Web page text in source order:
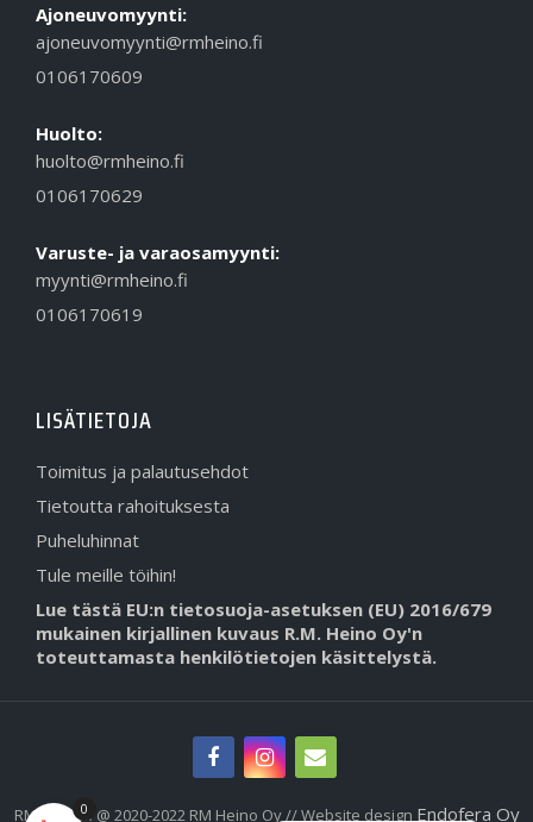
Ajoneuvomyynti:
ajoneuvomyynti@rmheino.fi
0106170609
Huolto:
huolto@rmheino.fi
0106170629
Varuste- ja varaosamyynti:
myynti@rmheino.fi
0106170619
LISÄTIETOJA
Toimitus ja palautusehdot
Tietoutta rahoituksesta
Puheluhinnat
Tule meille töihin!
Lue tästä EU:n tietosuoja-asetuksen (EU) 2016/679
mukainen kirjallinen kuvaus R.M. Heino Oy'n
toteuttamasta henkilötietojen käsittelystä.
RMHeino.fi @ 2020-2022 RM Heino Oy // Website design Endofera Oy
0